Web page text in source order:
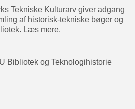
Tekniske Kulturarv giver adgang
af historisk-tekniske bøger og
Læs mere.
Bibliotek og Teknologihistorie